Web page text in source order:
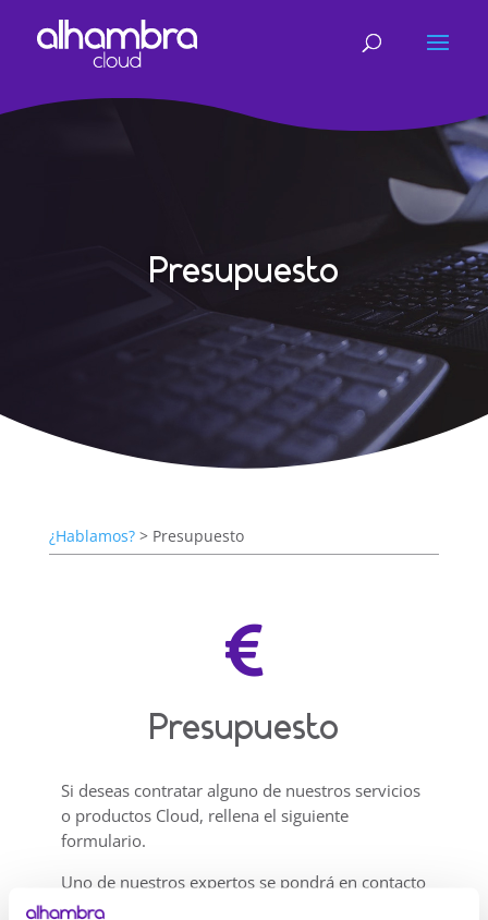
Presupuesto
¿Hablamos?> Presupuesto

Presupuesto
Si deseas contratar alguno de nuestros servicios
o productos Cloud, rellena el siguiente
formulario.
Uno de nuestros expertos se pondrá en contacto
contigo para ampliarte información y detallarte